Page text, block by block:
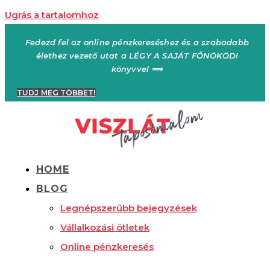
Ugrás a tartalomhoz
Fedezd fel az online pénzkereséshez és a szabadabb
élethez vezető utat a LÉGY A SAJÁT FŐNÖKÖD!
könyvvel ⟹
TUDJ MEG TÖBBET!
HOME
BLOG
Legnépszerűbb bejegyzések
Vállalkozási ötletek
Online pénzkeresés